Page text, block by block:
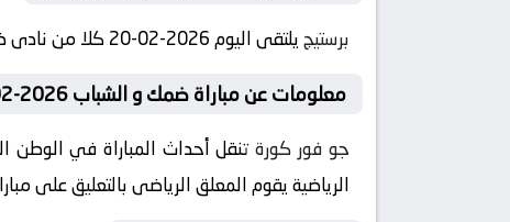
برستيجيلتقى اليوم 2026-02-20 كلا من نادى ضمك و نادي الشباب فى بطولة السعودية, الدوري السعودي فى تمام الساعه 22:00 بتوقيت مصر
معلومات عن مباراة ضمك و الشباب 2026-02-20
جو فور كورةتنقل أحداث المباراة في الوطن
الرياضية يقوم المعلق الرياضى بالتعليق على